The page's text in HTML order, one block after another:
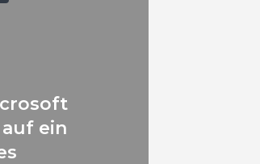
ein